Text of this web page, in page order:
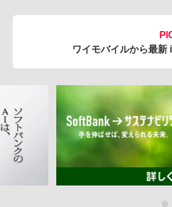
ワイモバイルから最